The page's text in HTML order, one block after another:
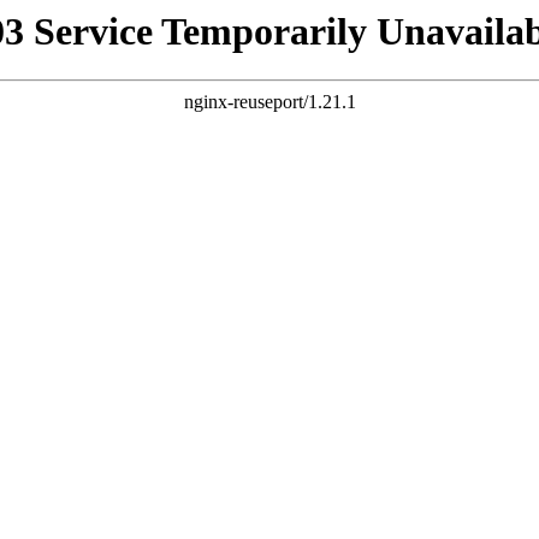
Service Temporarily
nginx-reuseport/1.21.1